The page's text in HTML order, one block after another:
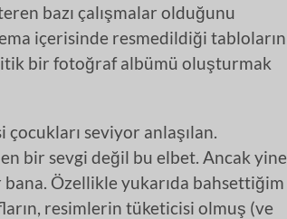
bazı çalışmalar olduğunu
içerisinde resmedildiği tabloların
bir fotoğraf albümü oluşturmak
seviyor anlaşılan.
bir sevgi değil bu elbet. Ancak yine
Özellikle yukarıda bahsettiğim
resimlerin tüketicisi olmuş (ve